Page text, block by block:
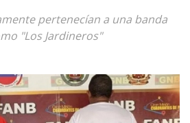
pertenecían a una banda
"Los Jardineros"